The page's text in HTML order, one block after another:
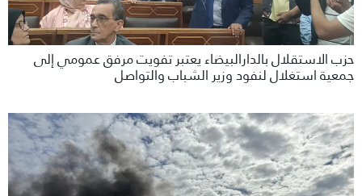
حزب الاستقلال بالدارالبيضاء يعتبر تفويت مرفق عمومي إلى
جمعية استغلال لنفود وزير الشباب والتواصل